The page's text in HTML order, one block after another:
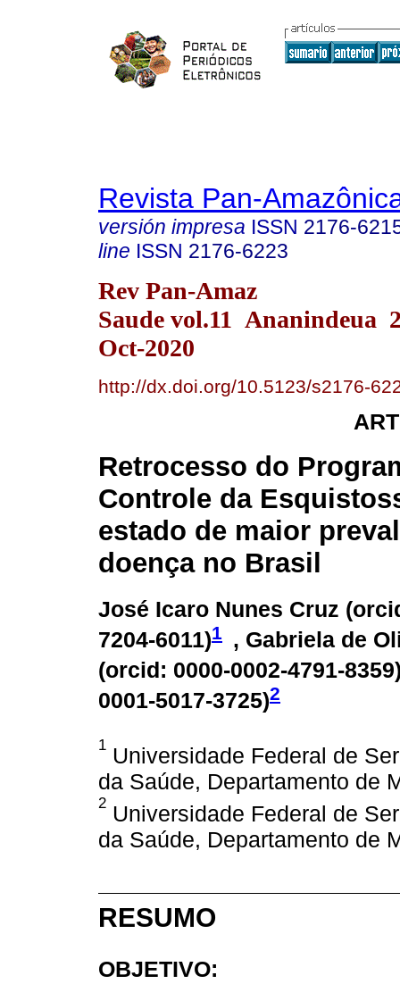
Revista Pan-
versión impresa ISSN 2176-
line ISSN 2176-6223
Rev Pan-Amaz
Saude vol.11 Ananindeua
Oct-2020
http://dx.doi.org/10.5123/s2176-
Retrocesso do
Controle da
estado de maior
doença no Brasil
José Icaro Nunes Cruz (
7204-6011)1 , Gabriela de
(orcid: 0000-0002-4791-8359
0001-5017-3725)2
1 Universidade Federal de
da Saúde, Departamento de
2 Universidade Federal de
da Saúde, Departamento de
RESUMO
OBJETIVO: